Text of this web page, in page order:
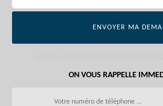
ON VOUS RAPPELLE